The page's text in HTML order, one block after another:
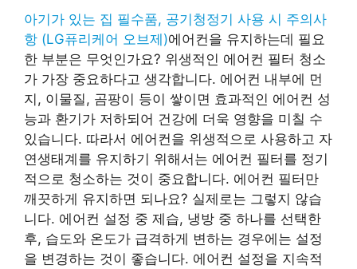
아기가 있는 집 필수품, 공기청정기 사용 시 주의사
항 (LG퓨리케어 오브제)에어컨을 유지하는데 필요
한 부분은 무엇인가요? 위생적인 에어컨 필터 청소
가 가장 중요하다고 생각합니다. 에어컨 내부에 먼
지, 이물질, 곰팡이 등이 쌓이면 효과적인 에어컨 성
능과 환기가 저하되어 건강에 더욱 영향을 미칠 수
있습니다. 따라서 에어컨을 위생적으로 사용하고 자
연생태계를 유지하기 위해서는 에어컨 필터를 정기
적으로 청소하는 것이 중요합니다. 에어컨 필터만
깨끗하게 유지하면 되나요? 실제로는 그렇지 않습
니다. 에어컨 설정 중 제습, 냉방 중 하나를 선택한
후, 습도와 온도가 급격하게 변하는 경우에는 설정
을 변경하는 것이 좋습니다. 에어컨 설정을 지속적